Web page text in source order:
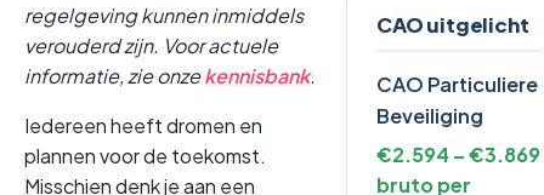
regelgeving kunnen inmiddels
verouderd zijn. Voor actuele
informatie, zie onzekennisbank.
Iedereen heeft dromen en
plannen voor de toekomst.
Misschien denk je aan een
CAO uitgelicht
CAO Particuliere
Beveiliging
€2.594 – €3.869
bruto per